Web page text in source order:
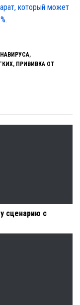
который может
,
, ПРИВИВКА ОТ
сценарию с